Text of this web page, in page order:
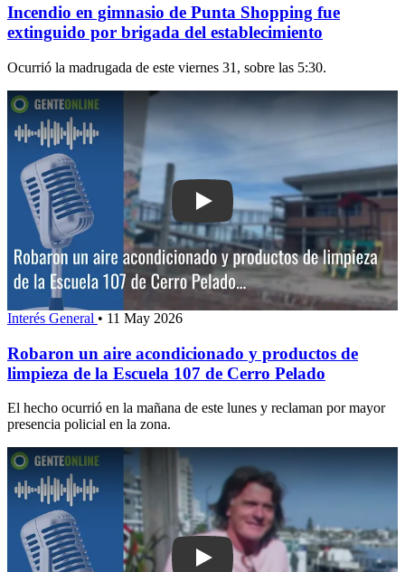
Incendio en gimnasio de Punta Shopping fue
extinguido por brigada del establecimiento
Ocurrió la madrugada de este viernes 31, sobre las 5:30.
Play: Robaron un aire acondicionado
Interés General • 11 May 2026
Robaron un aire acondicionado y productos de
limpieza de la Escuela 107 de Cerro Pelado
El hecho ocurrió en la mañana de este lunes y reclaman por mayor
presencia policial en la zona.
Play: Público de alto poder